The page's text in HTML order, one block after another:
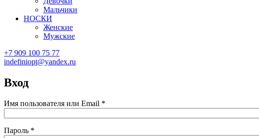
Мальчики
НОСКИ
Женские
Мужские
+7 909 100 75 77
indefiniopt@yandex.ru
Вход
Имя пользователя или Email *
Пароль *